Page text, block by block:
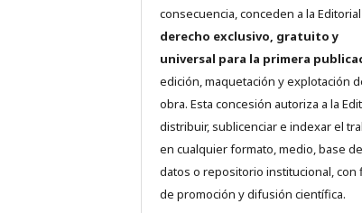
consecuencia, conceden a la
derecho exclusivo, gratuito y
universal para la primera
edición, maquetación y explotación
obra. Esta concesión autoriza a la
distribuir, sublicenciar e indexar el
en cualquier formato, medio, base de
datos o repositorio institucional, con
de promoción y difusión científica.